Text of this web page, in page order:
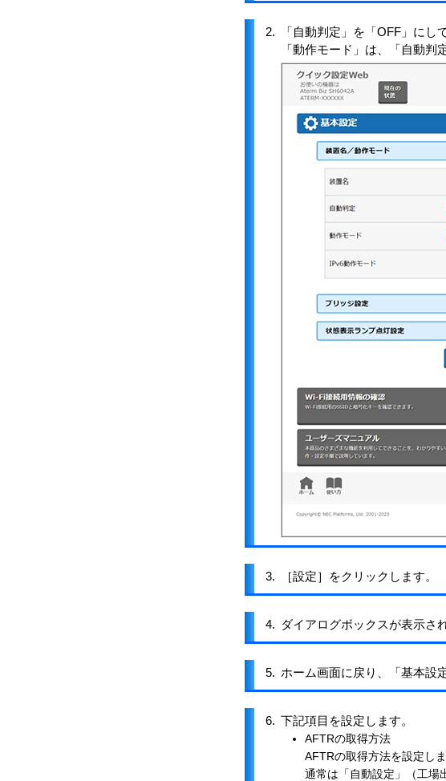
2.
「自動判定」を「OFF」にし
「動作モード」は、「自動判
3. ［設定］をクリックします。
4. ダイアログボックスが表示さ
5. ホーム画面に戻り、「基本設
6. 下記項目を設定します。
AFTRの取得方法
AFTRの取得方法を設定し
通常は「自動設定」（工場